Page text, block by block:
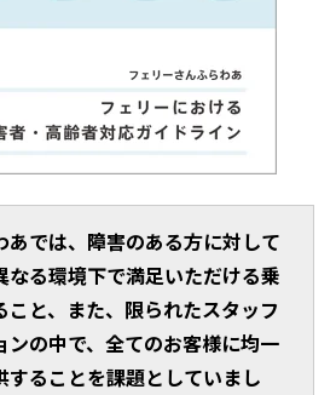
あでは、障害のある方に対して
なる環境下で満足いただける乗
と、また、限られたスタッフ
ンの中で、全てのお客様に均一
することを課題としていまし